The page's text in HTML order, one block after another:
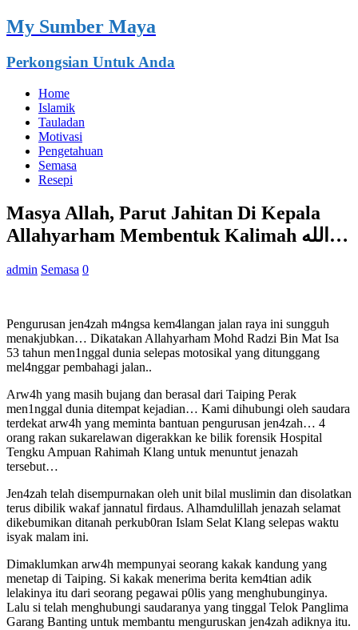
My Sumber Maya
Perkongsian Untuk Anda
Home
Islamik
Tauladan
Motivasi
Pengetahuan
Semasa
Resepi
Masya Allah, Parut Jahitan Di Kepala
Allahyarham Membentuk Kalimah الله…
admin Semasa 0
Pengurusan jen4zah m4ngsa kem4langan jalan raya ini sungguh
menakjubkan… Dikatakan Allahyarham Mohd Radzi Bin Mat Isa
53 tahun men1nggal dunia selepas motosikal yang ditunggang
mel4nggar pembahagi jalan..
Arw4h yang masih bujang dan berasal dari Taiping Perak
men1nggal dunia ditempat kejadian… Kami dihubungi oleh saudara
terdekat arw4h yang meminta bantuan pengurusan jen4zah… 4
orang rakan sukarelawan digerakkan ke bilik forensik Hospital
Tengku Ampuan Rahimah Klang untuk menuntut jenazah
tersebut…
Jen4zah telah disempurnakan oleh unit bilal muslimin dan disolatkan
terus dibilik wakaf jannatul firdaus. Alhamdulillah jenazah selamat
dikebumikan ditanah perkub0ran Islam Selat Klang selepas waktu
isyak malam ini.
Dimaklumkan arw4h mempunyai seorang kakak kandung yang
menetap di Taiping. Si kakak menerima berita kem4tian adik
lelakinya itu dari seorang pegawai p0lis yang menghubunginya.
Lalu si telah menghubungi saudaranya yang tinggal Telok Panglima
Garang Banting untuk membantu menguruskan jen4zah adiknya itu.